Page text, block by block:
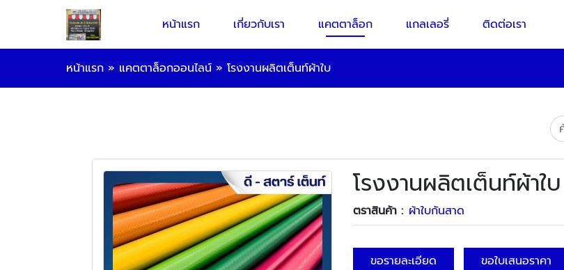
หน้าแรก เกี่ยวกับเรา แคตตาล็อก แกลเลอรี่ ติดต่อเรา
หน้าแรก » แคตตาล็อกออนไลน์ » โรงงานผลิตเต็นท์ผ้าใบ
โรงงานผลิตเต็นท์ผ้าใบ
ตราสินค้า : ผ้าใบกันสาด
ขอรายละเอียด ขอใบเสนอราคา